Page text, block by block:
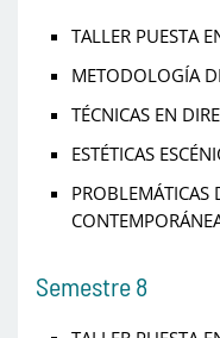
TALLER PUESTA
METODOLOGÍA
TÉCNICAS EN
ESTÉTICAS
PROBLEMÁTICAS
Semestre 8